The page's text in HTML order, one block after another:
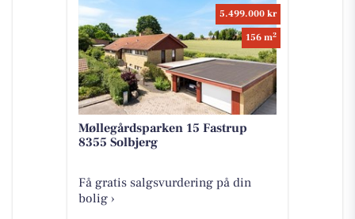
5.499.000 kr
156 m2
Møllegårdsparken 15 Fastrup
8355 Solbjerg
Få gratis salgsvurdering på din
bolig ›